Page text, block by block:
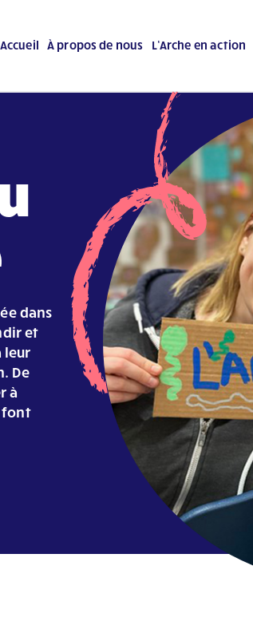
Accueil À propos de nous L’Arche en action
dans
et
leur
De
à
font